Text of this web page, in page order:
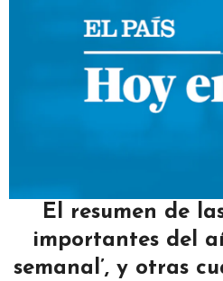
El resumen de
importantes del
semanal’, y otras